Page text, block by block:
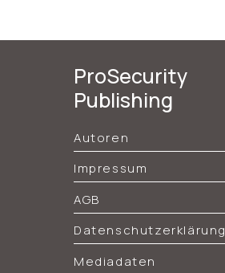
ProSecurity
Publishing
Autoren
Impressum
AGB
Datenschutzerklärung
Mediadaten